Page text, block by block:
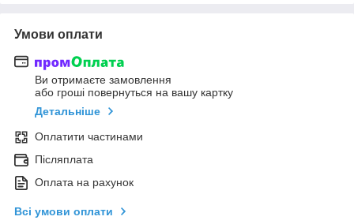
Умови оплати
Ви отримаєте замовлення
або гроші повернуться на вашу картку
Детальніше
Оплатити частинами
Післяплата
Оплата на рахунок
Всі умови оплати